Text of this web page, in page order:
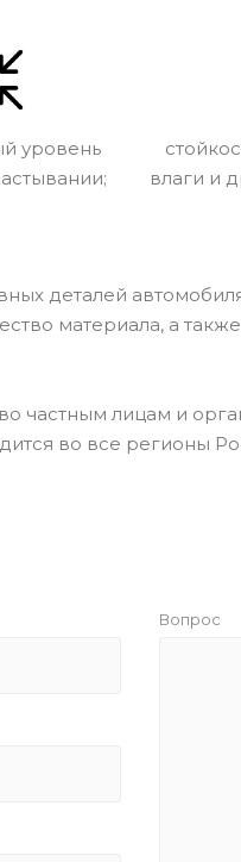
уровень
влаги и
деталей
материала, а
частным лицам и
во все регионы
Вопрос